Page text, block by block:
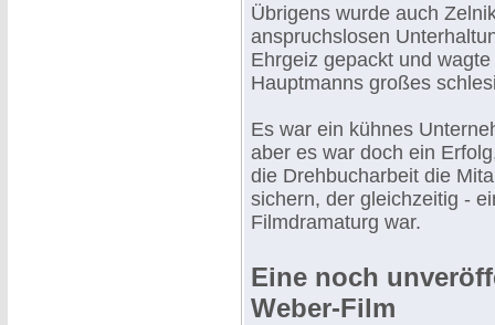
Übrigens wurde auch
anspruchslosen
Ehrgeiz gepackt und
Hauptmanns großes
Es war ein kühnes
aber es war doch ein
die Drehbucharbeit die
sichern, der gleichzeitig -
Filmdramaturg war.
Eine noch
Weber-Film